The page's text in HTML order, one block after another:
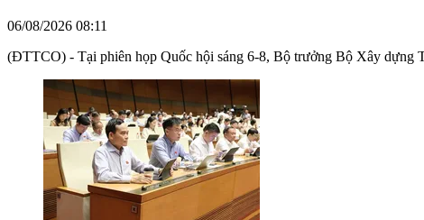
06/08/2026 08:11
(ĐTTCO) - Tại phiên họp Quốc hội sáng 6-8, Bộ trưởng Bộ Xây dựng